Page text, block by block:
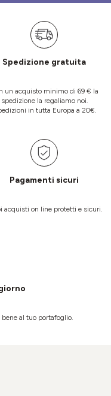
Spedizione gratuita
un acquisto minimo di 69 € la
spedizione la regaliamo noi.
in tutta Europa a 20€.
Pagamenti sicuri
acquisti on line protetti e sicuri.
al tuo portafoglio.